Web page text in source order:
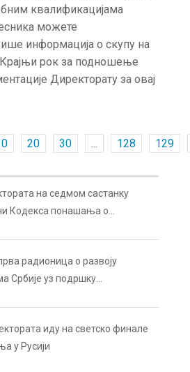
квалификацијама
можете
информација о скупу на
рок за подношење
Директорату за овај
20 30 ... 128 129
на седмом састанку
Кодекса понашања о
радиоактивних извора у
радионица о развоју
Србије уз подршку
иду на светско финале
у Русији